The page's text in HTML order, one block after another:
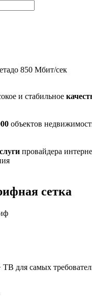
до 850 Мбит/сек
и стабильное
объектов
провайдера
сетка
ТВ для самых